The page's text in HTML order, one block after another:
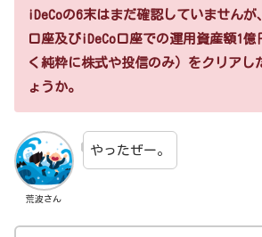
iDeCoの6末はまだ確認していませんが
口座及びiDeCo口座での運用資産額1
く純粋に株式や投信のみ）をクリアし
ょうか。
荒波さん
やったぜー。